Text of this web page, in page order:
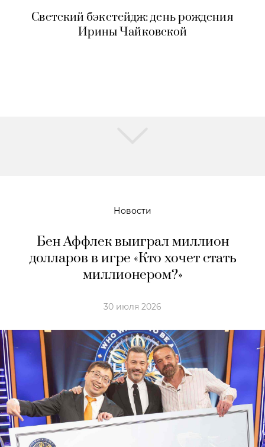
Светский бэкстейдж: день рождения
Ирины Чайковской
Новости
Бен Аффлек выиграл миллион
долларов в игре «Кто хочет стать
миллионером?»
30 июля 2026